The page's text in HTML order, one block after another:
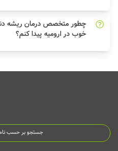
چطور متخصص درمان ریشه
خوب در ارومیه پیدا کنم؟
جستجو بر حسب